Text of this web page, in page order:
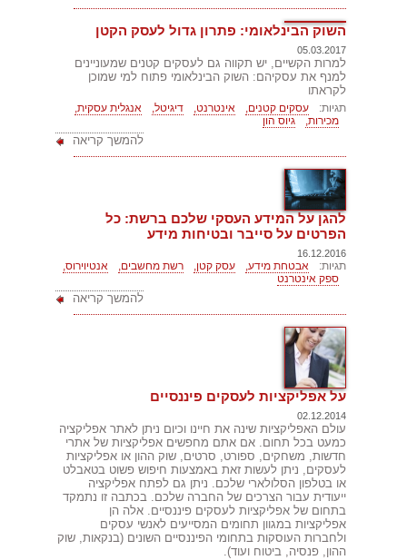
השוק הבינלאומי: פתרון גדול לעסק הקטן
05.03.2017
למרות הקשיים, יש תקווה גם לעסקים קטנים שמעוניינים
למנף את עסקיהם: השוק הבינלאומי פתוח למי שמוכן
לקראתו
תגיות: עסקים קטנים, אינטרנט, דיגיטל,
אנגלית עסקית,
מכירות,
גיוס הון
להמשך קריאה
להגן על המידע העסקי שלכם ברשת: כל
הפרטים על סייבר ובטיחות מידע
16.12.2016
תגיות: אבטחת מידע, עסק קטן, רשת מחשבים,
אנטיוירוס,
ספק אינטרנט
להמשך קריאה
על אפליקציות לעסקים פיננסיים
02.12.2014
עולם האפליקציות שינה את חיינו וכיום ניתן לאתר אפליקציה
כמעט בכל תחום. אם אתם מחפשים אפליקציות של אתרי
חדשות, משחקים, ספורט, סרטים, שוק ההון או אפליקציות
לעסקים, ניתן לעשות זאת באמצעות חיפוש פשוט בטאבלט
או בטלפון הסלולארי שלכם. ניתן גם לפתח אפליקציה
ייעודית עבור הצרכים של החברה שלכם. בכתבה זו נתמקד
בתחום של אפליקציות לעסקים פיננסיים. אלה הן
אפליקציות במגוון תחומים המסייעים לאנשי עסקים
ולחברות העוסקות בתחומי הפיננסיים השונים (בנקאות, שוק
ההון, פנסיה, ביטוח ועוד).